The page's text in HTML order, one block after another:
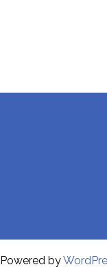
| Powered by